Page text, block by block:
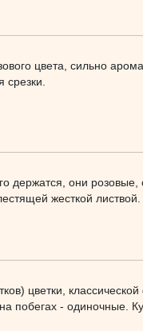
цвета, сильно
срезки.
держатся, они
жесткой
цветки,
побегах - одиночные.